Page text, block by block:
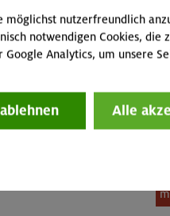
enthalten. Der
möglichst nutzerfreundlich
notwendigen Cookies, die
Analytics, um unsere
Alle